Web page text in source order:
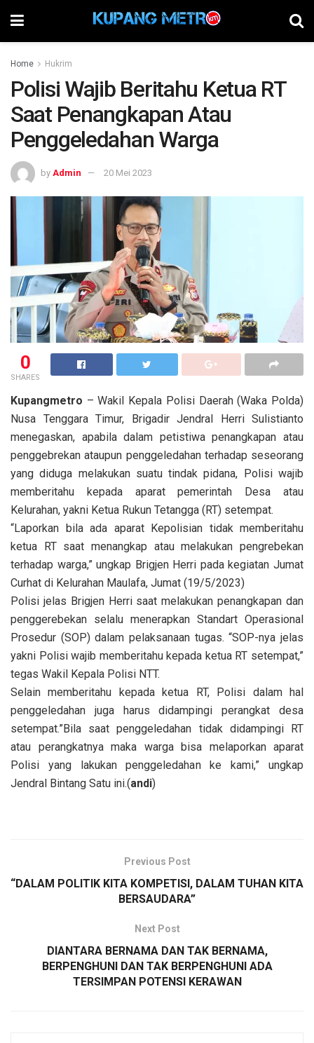
Home Hukrim
Polisi Wajib Beritahu Ketua RT
Saat Penangkapan Atau
Penggeledahan Warga
by Admin 20 Mei 2023
0
SHARES
Kupangmetro – Wakil Kepala Polisi Daerah (Waka Polda)
Nusa Tenggara Timur, Brigadir Jendral Herri Sulistianto
menegaskan, apabila dalam petistiwa penangkapan atau
penggebrekan ataupun penggeledahan terhadap seseorang
yang diduga melakukan suatu tindak pidana, Polisi wajib
memberitahu kepada aparat pemerintah Desa atau
Kelurahan, yakni Ketua Rukun Tetangga (RT) setempat.
“Laporkan bila ada aparat Kepolisian tidak memberitahu
ketua RT saat menangkap atau melakukan pengrebekan
terhadap warga,” ungkap Brigjen Herri pada kegiatan Jumat
Curhat di Kelurahan Maulafa, Jumat (19/5/2023)
Polisi jelas Brigjen Herri saat melakukan penangkapan dan
penggerebekan selalu menerapkan Standart Operasional
Prosedur (SOP) dalam pelaksanaan tugas. “SOP-nya jelas
yakni Polisi wajib memberitahu kepada ketua RT setempat,”
tegas Wakil Kepala Polisi NTT.
Selain memberitahu kepada ketua RT, Polisi dalam hal
penggeledahan juga harus didampingi perangkat desa
setempat.”Bila saat penggeledahan tidak didampingi RT
atau perangkatnya maka warga bisa melaporkan aparat
Polisi yang lakukan penggeledahan ke kami,” ungkap
Jendral Bintang Satu ini.(andi)
Previous Post
“DALAM POLITIK KITA KOMPETISI, DALAM TUHAN KITA
BERSAUDARA”
Next Post
DIANTARA BERNAMA DAN TAK BERNAMA,
BERPENGHUNI DAN TAK BERPENGHUNI ADA
TERSIMPAN POTENSI KERAWAN